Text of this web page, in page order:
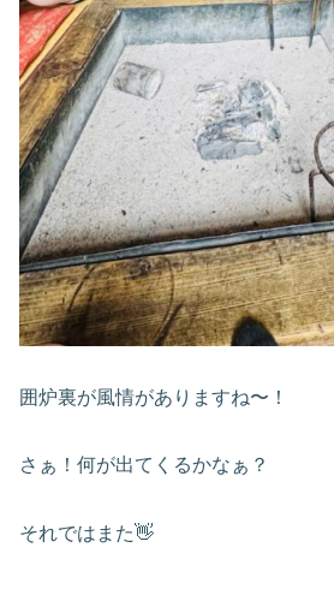
囲炉裏が風情がありますね〜！
さぁ！何が出てくるかなぁ？
それではまた👋